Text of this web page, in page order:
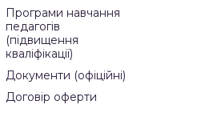
Програми навчання
педагогів
(підвищення
кваліфікації)
Документи (офіційні)
Договір оферти